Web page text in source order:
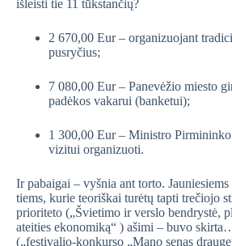
išleisti tie 11 tūkstančių?
2 670,00 Eur – organizuojant
pusryčius;
7 080,00 Eur – Panevėžio miesto
padėkos vakarui (banketui);
1 300,00 Eur – Ministro
vizitui organizuoti.
Ir pabaigai – vyšnia ant torto.
tiems, kurie teoriškai turėtų tapti trečiojo
prioriteto („Švietimo ir verslo bendrystė,
ateities ekonomiką“ ) ašimi – buvo
(„festivalio-konkurso „Mano senas